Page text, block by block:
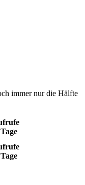
immer nur die Hälfte